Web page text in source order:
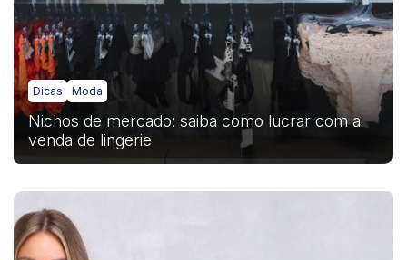
Dicas Moda
Nichos de mercado: saiba como lucrar com a
venda de lingerie